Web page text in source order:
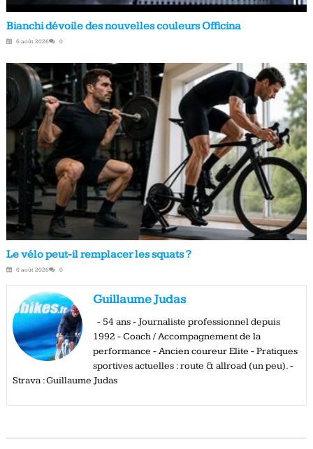
Bianchi dévoile des nouvelles couleurs Officina
6 août 2026 0
Le vélo peut-il remplacer les squats ?
6 août 2026 0
Guillaume Judas
- 54 ans - Journaliste professionnel depuis
1992 - Coach / Accompagnement de la
performance - Ancien coureur Elite - Pratiques
sportives actuelles : route & allroad (un peu). -
Strava : Guillaume Judas